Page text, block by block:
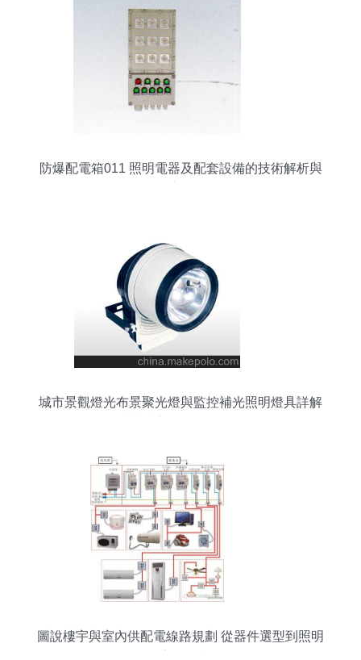
防爆配電箱011 照明電器及配套設備的技術解析與
城市景觀燈光布景聚光燈與監控補光照明燈具詳解
圖說樓宇與室內供配電線路規劃 從器件選型到照明